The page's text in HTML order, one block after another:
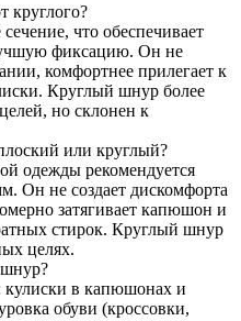
круглого?
что обеспечивает
фиксацию. Он не
комфортнее прилегает к
Круглый шнур более
но склонен к
или круглый?
одежды рекомендуется
Он не создает дискомфорта
затягивает капюшон и
стирок. Круглый шнур
целях.
шнур?
в капюшонах и
обуви (кроссовки,